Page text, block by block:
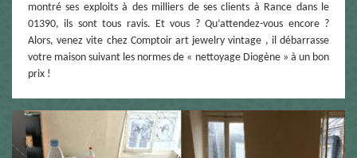
montré ses exploits à des milliers de ses clients à Rance dans le
01390, ils sont tous ravis. Et vous ? Qu’attendez-vous encore ?
Alors, venez vite chez Comptoir art jewelry vintage , il débarrasse
votre maison suivant les normes de « nettoyage Diogène » à un bon
prix !